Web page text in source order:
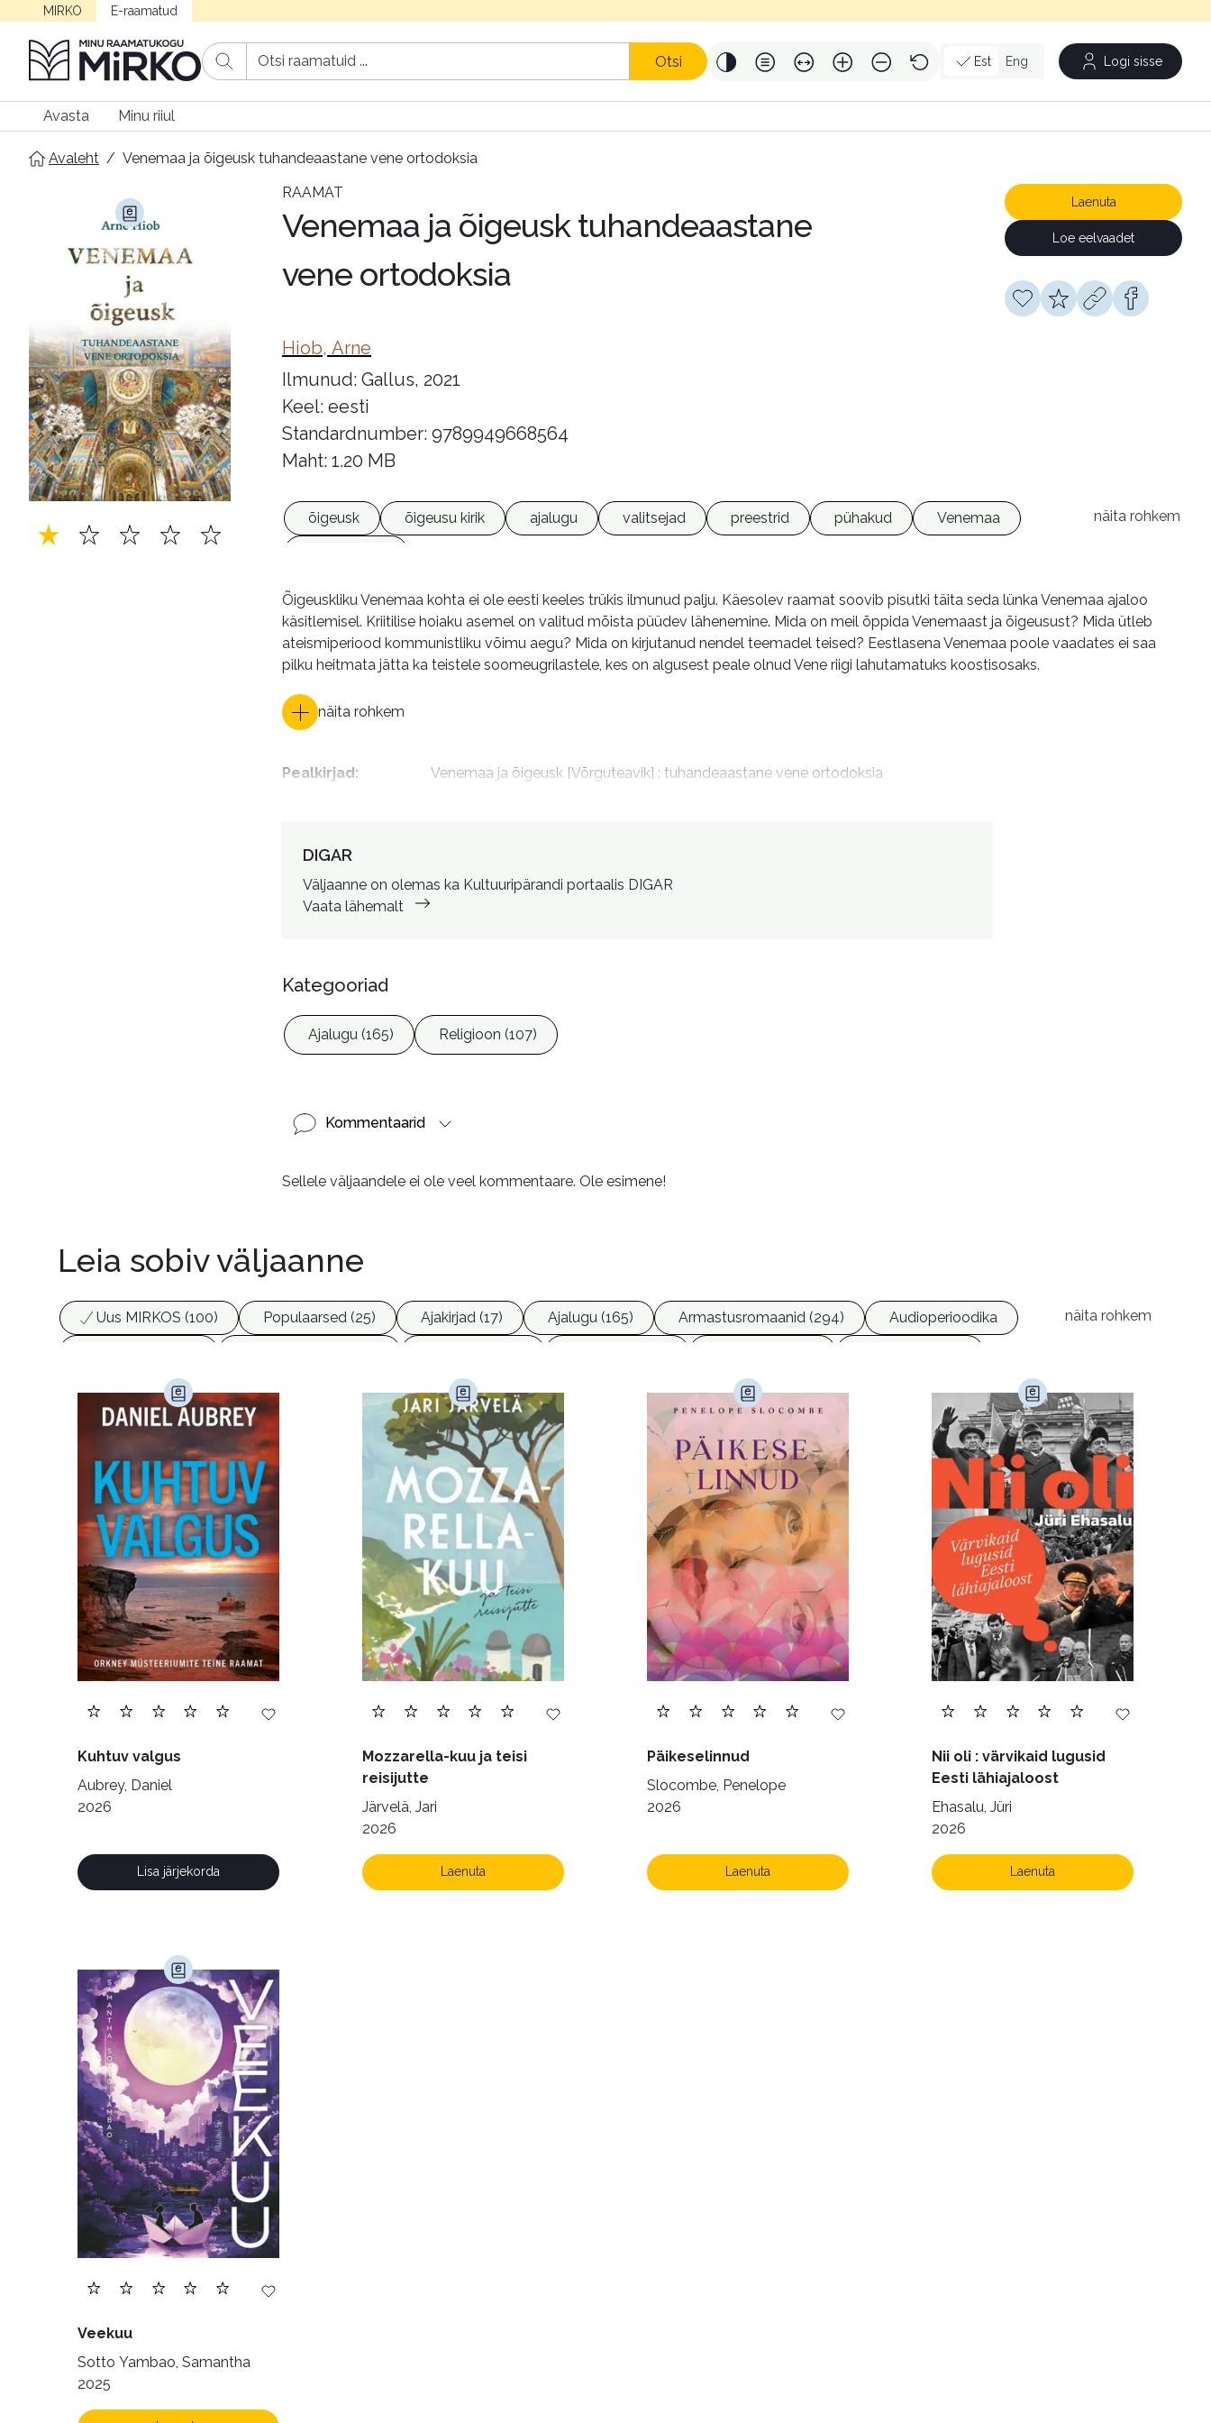
MIRKO E-raamatud
Otsi Est Eng Logi sisse
Avasta Minu riiul
Avaleht / Venemaa ja õigeusk tuhandeaastane vene ortodoksia
RAAMAT
Venemaa ja õigeusk tuhandeaastane
vene ortodoksia
Hiob, Arne
Ilmunud: Gallus, 2021
Keel: eesti
Standardnumber: 9789949668564
Maht: 1.20 MB
Laenuta
Loe eelvaadet
õigeusk õigeusu kirik ajalugu valitsejad preestrid pühakud
Venemaa
näita rohkem
Õigeuskliku Venemaa kohta ei ole eesti keeles trükis ilmunud palju. Käesolev raamat soovib pisutki täita seda lünka Venemaa ajaloo
käsitlemisel. Kriitilise hoiaku asemel on valitud mõista püüdev lähenemine. Mida on meil õppida Venemaast ja õigeusust? Mida ütleb
ateismiperiood kommunistliku võimu aegu? Mida on kirjutanud nendel teemadel teised? Eestlasena Venemaa poole vaadates ei saa
pilku heitmata jätta ka teistele soomeugrilastele, kes on algusest peale olnud Vene riigi lahutamatuks koostisosaks.
näita rohkem
Pealkirjad: Venemaa ja õigeusk [Võrguteavik] : tuhandeaastane vene ortodoksia
DIGAR
Väljaanne on olemas ka Kultuuripärandi portaalis DIGAR
Vaata lähemalt
Kategooriad
Ajalugu (165) Religioon (107)
Kommentaarid
Sellele väljaandele ei ole veel kommentaare. Ole esimene!
Leia sobiv väljaanne
Uus MIRKOS (100) Populaarsed (25) Ajakirjad (17) Ajalugu (165) Armastusromaanid (294)
Audioperioodika
Juhtimine (23) Krimi ja põnevik (1286)
Kunst ja looming (86)
Laste- ja noortekirjandus (581) Loodus (53) Loodusteadus (32)
Maamajandus (24)
Majandus (34) Perioodika (15) Psühholoogia (186) Rahandus (46)
Religioon (107)
Siseturvalisus (34)
Sport (52) Tehnika (6) Telekommunikatsioon (9) Tervis (147)
Transport (8)
Ulme ja fantaasia (243)
Õigus (22) Õppekirjandus (48) Ühiskond (168)
näita rohkem
Kuhtuv valgus
Aubrey, Daniel
2026
Lisa järjekorda
Mozzarella-kuu ja teisi
reisijutte
Järvelä, Jari
2026
Laenuta
Päikeselinnud
Slocombe, Penelope
2026
Laenuta
Nii oli : värvikaid lugusid
Eesti lähiajaloost
Ehasalu, Jüri
2026
Laenuta
Veekuu
Sotto Yambao, Samantha
2025